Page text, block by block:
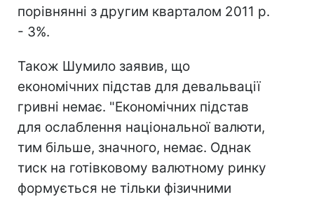
порівнянні з другим кварталом 2011 р.
- 3%.
Також Шумило заявив, що
економічних підстав для девальвації
гривні немає. "Економічних підстав
для ослаблення національної валюти,
тим більше, значного, немає. Однак
тиск на готівковому валютному ринку
формується не тільки фізичними